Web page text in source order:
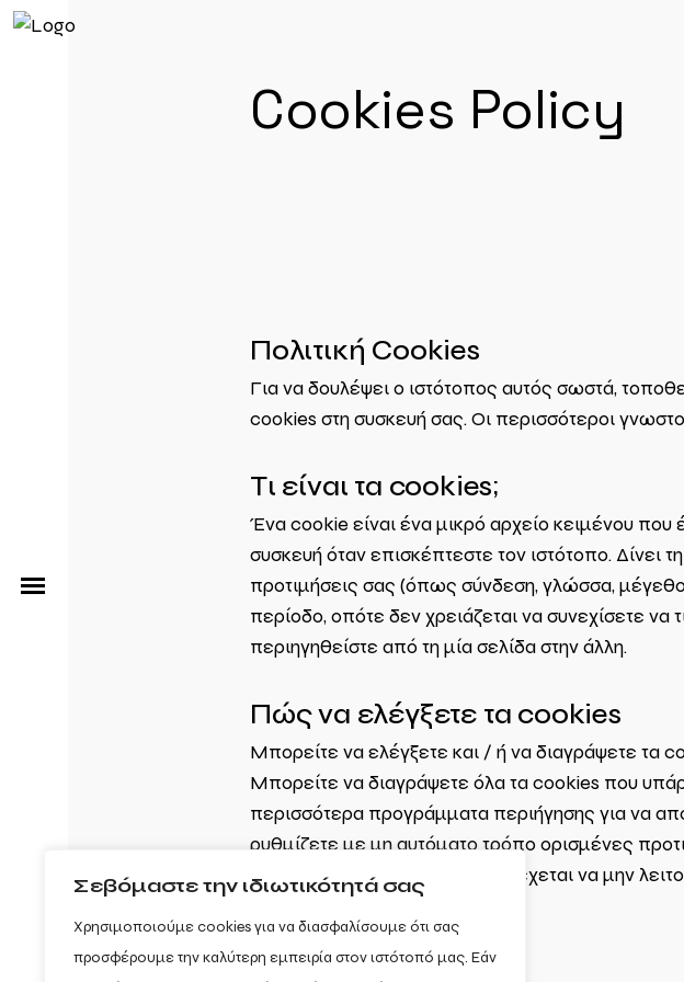
Σεβόμαστε την ιδιωτικότητά σας
Χρησιμοποιούμε cookies για να διασφαλίσουμε ότι σας
προσφέρουμε την καλύτερη εμπειρία στον ιστότοπό μας. Εάν
Cookies Policy
Πολιτική Cookies
Για να δουλέψει ο ιστότοπος αυτός σωστά,
cookies στη συσκευή σας. Οι περισσότεροι
Τι είναι τα cookies;
Ένα cookie είναι ένα μικρό αρχείο κειμένου που
συσκευή όταν επισκέπτεστε τον ιστότοπο. Δίνει
προτιμήσεις σας (όπως σύνδεση, γλώσσα,
περίοδο, οπότε δεν χρειάζεται να συνεχίσετε
περιηγηθείστε από τη μία σελίδα στην άλλη.
Πώς να ελέγξετε τα cookies
Μπορείτε να ελέγξετε και / ή να διαγράψετε τα
Μπορείτε να διαγράψετε όλα τα cookies που
περισσότερα προγράμματα περιήγησης για να
ρυθμίζετε με μη αυτόματο τρόπο ορισμένες
υπηρεσίες και λειτουργίες ενδέχεται να μην